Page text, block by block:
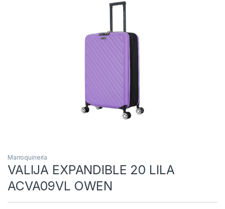
Marroquinería
VALIJA EXPANDIBLE 20 LILA
ACVA09VL OWEN